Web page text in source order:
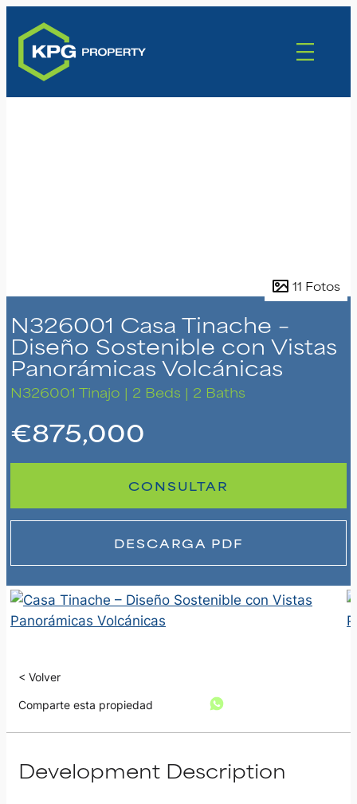
N326001 Casa Tinache –
Diseño Sostenible con Vistas
Panorámicas Volcánicas
N326001 Tinajo | 2 Beds | 2 Baths
€875,000
CONSULTAR
DESCARGA PDF
11 Fotos
< Volver
Comparte esta propiedad
Development Description